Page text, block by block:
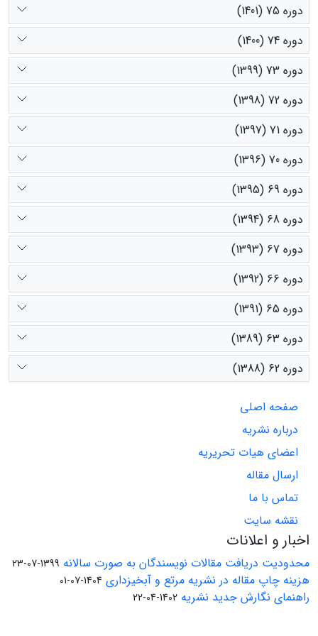
دوره 75 (1401)
دوره 74 (1400)
دوره 73 (1399)
دوره 72 (1398)
دوره 71 (1397)
دوره 70 (1396)
دوره 69 (1395)
دوره 68 (1394)
دوره 67 (1393)
دوره 66 (1392)
دوره 65 (1391)
دوره 63 (1389)
دوره 62 (1388)
صفحه اصلی
درباره نشریه
اعضای هیات تحریریه
ارسال مقاله
تماس با ما
نقشه سایت
اخبار و اعلانات
محدودیت دریافت مقالات نویسندگان به صورت سالانه 1399-07-23
هزینه چاپ مقاله در نشریه مرتع و آبخیزداری 1404-07-01
راهنمای نگارش جدید نشریه 1402-04-22